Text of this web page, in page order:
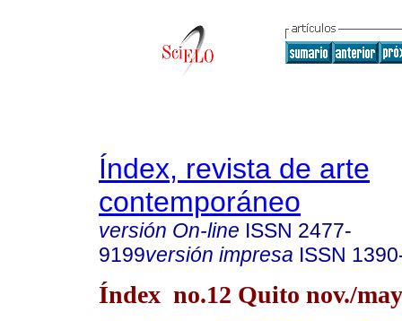
Índex, revista de arte
contemporáneo
versión On-line ISSN 2477-
9199versión impresa ISSN
Índex no.12 Quito nov./